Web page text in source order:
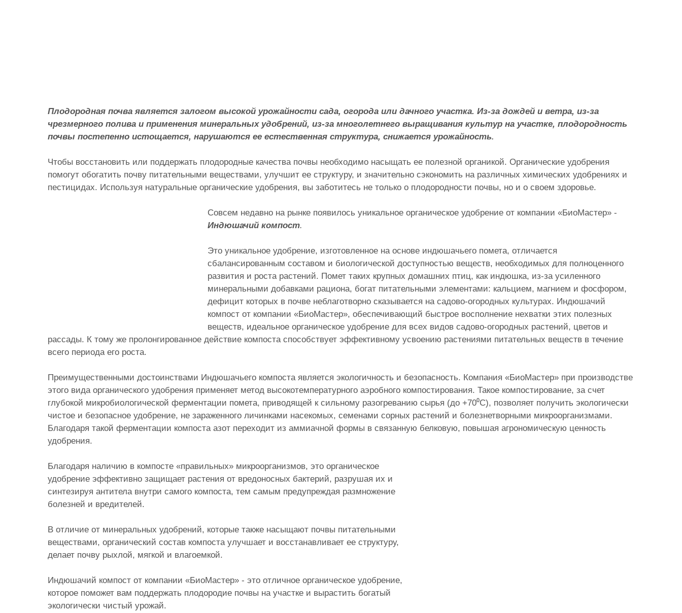
Плодородная почва является залогом высокой урожайности сада, огорода или дачного участка. Из-за дождей и ветра, из-за
чрезмерного полива и применения минеральных удобрений, из-за многолетнего выращивания культур на участке, плодородность
почвы постепенно истощается, нарушаются ее естественная структура, снижается урожайность.
Чтобы восстановить или поддержать плодородные качества почвы необходимо насыщать ее полезной органикой. Органические удобрения
помогут обогатить почву питательными веществами, улучшит ее структуру, и значительно сэкономить на различных химических удобрениях и
пестицидах. Используя натуральные органические удобрения, вы заботитесь не только о плодородности почвы, но и о своем здоровье.
Совсем недавно на рынке появилось уникальное органическое удобрение от компании «БиоМастер» -
Индюшачий компост.
Это уникальное удобрение, изготовленное на основе индюшачьего помета, отличается
сбалансированным составом и биологической доступностью веществ, необходимых для полноценного
развития и роста растений. Помет таких крупных домашних птиц, как индюшка, из-за усиленного
минеральными добавками рациона, богат питательными элементами: кальцием, магнием и фосфором,
дефицит которых в почве неблаготворно сказывается на садово-огородных культурах. Индюшачий
компост от компании «БиоМастер», обеспечивающий быстрое восполнение нехватки этих полезных
веществ, идеальное органическое удобрение для всех видов садово-огородных растений, цветов и
рассады. К тому же пролонгированное действие компоста способствует эффективному усвоению растениями питательных веществ в течение
всего периода его роста.
Преимущественными достоинствами Индюшачьего компоста является экологичность и безопасность. Компания «БиоМастер» при производстве
этого вида органического удобрения применяет метод высокотемпературного аэробного компостирования. Такое компостирование, за счет
глубокой микробиологической ферментации помета, приводящей к сильному разогреванию сырья (до +70⁰С), позволяет получить экологически
чистое и безопасное удобрение, не зараженного личинками насекомых, семенами сорных растений и болезнетворными микроорганизмами.
Благодаря такой ферментации компоста азот переходит из аммиачной формы в связанную белковую, повышая агрономическую ценность
удобрения.
Благодаря наличию в компосте «правильных» микроорганизмов, это органическое
удобрение эффективно защищает растения от вредоносных бактерий, разрушая их и
синтезируя антитела внутри самого компоста, тем самым предупреждая размножение
болезней и вредителей.
В отличие от минеральных удобрений, которые также насыщают почвы питательными
веществами, органический состав компоста улучшает и восстанавливает ее структуру,
делает почву рыхлой, мягкой и влагоемкой.
Индюшачий компост от компании «БиоМастер» - это отличное органическое удобрение,
которое поможет вам поддержать плодородие почвы на участке и вырастить богатый
экологически чистый урожай.